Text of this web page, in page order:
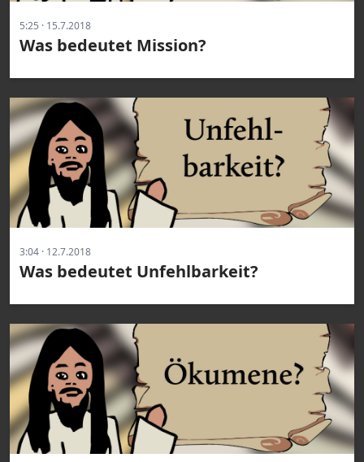
5:25 · 15.7.2018
Was bedeutet Mission?
3:04 · 12.7.2018
Was bedeutet Unfehlbarkeit?